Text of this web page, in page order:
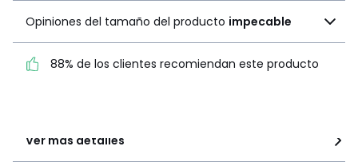
del producto
impecable
Ver más detalles
Opiniones del tamaño del producto impecable
88% de los clientes recomiendan este producto